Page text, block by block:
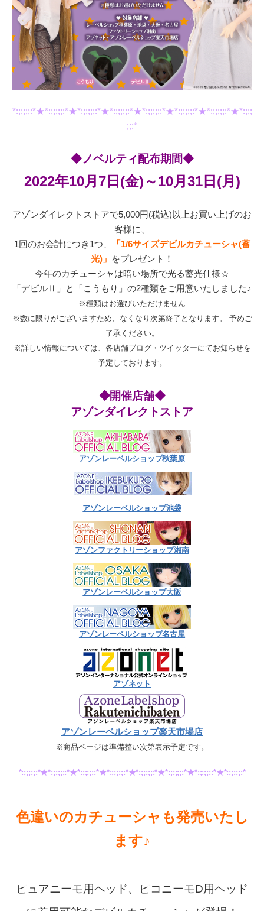
*:;;;;;:*★*:;;;;;:*★*:;;;;;:*★*:;;;;;:*★*:;;;;;:*★*:;;;;;:*★*:;;;;;:*★*:;;;
;;:*
◆ノベルティ配布期間◆
2022年10月7日(金)～10月31日(月)
アゾンダイレクトストアで5,000円(税込)以上お買い上げのお
客様に、
1回のお会計につき1つ、
「1/6サイズデビルカチューシャ(蓄
光)」 をプレゼント！
今年のカチューシャは暗い場所で光る蓄光仕様☆
「デビルⅡ」と「こうもり」の2種類をご用意いたしました♪
※種類はお選びいただけません
※数に限りがございますため、なくなり次第終了となります。 予めご
了承ください。
※詳しい情報については、各店舗ブログ・ツイッターにてお知らせを
予定しております。
◆開催店舗◆
アゾンダイレクトストア
アゾンレーベルショップ秋葉原
アゾンレーベルショップ池袋
アゾンファクトリーショップ湘南
アゾンレーベルショップ大阪
アゾンレーベルショップ名古屋
アゾネット
アゾンレーベルショップ楽天市場店
※商品ページは準備整い次第表示予定です。
*:;;;;;:*★*:;;;;;:*★*:;;;;;:*★*:;;;;;:*★*:;;;;;:*★*:;;;;;:*★*:;;;;;:*★*:;;;;;:*
色違いのカチューシャも発売いたし
ます♪
ピュアニーモ用ヘッド、ピコニーモD用ヘッド